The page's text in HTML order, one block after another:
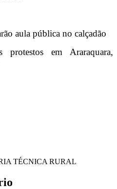
aula pública no calçadão
protestos em Araraquara,